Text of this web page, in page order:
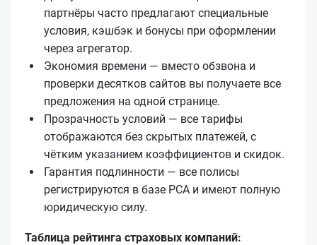
партнёры часто предлагают специальные
условия, кэшбэк и бонусы при оформлении
через агрегатор.
Экономия времени — вместо обзвона и
проверки десятков сайтов вы получаете все
предложения на одной странице.
Прозрачность условий — все тарифы
отображаются без скрытых платежей, с
чётким указанием коэффициентов и скидок.
Гарантия подлинности — все полисы
регистрируются в базе РСА и имеют полную
юридическую силу.
Таблица рейтинга страховых компаний: